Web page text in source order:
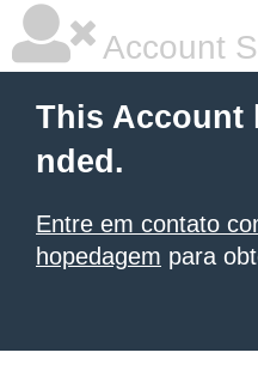
Account
This Account
nded.
Entre em contato
hopedagem para